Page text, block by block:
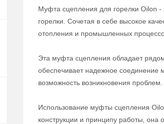
Муфта сцепления для горелки Oilon
горелки. Сочетая в себе высокое
отопления и промышленных
Эта муфта сцепления обладает
обеспечивает надежное соединение
возможность возникновения проблем.
Использование муфты сцепления
конструкции и принципу работы, она